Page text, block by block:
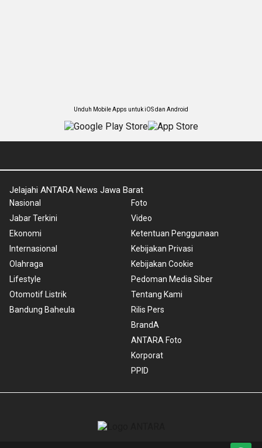
Unduh Mobile Apps untuk iOS dan Android
Jelajahi ANTARA News Jawa Barat
Nasional
Jabar Terkini
Ekonomi
Internasional
Olahraga
Lifestyle
Otomotif Listrik
Bandung Baheula
Foto
Video
Ketentuan Penggunaan
Kebijakan Privasi
Kebijakan Cookie
Pedoman Media Siber
Tentang Kami
Rilis Pers
BrandA
ANTARA Foto
Korporat
PPID